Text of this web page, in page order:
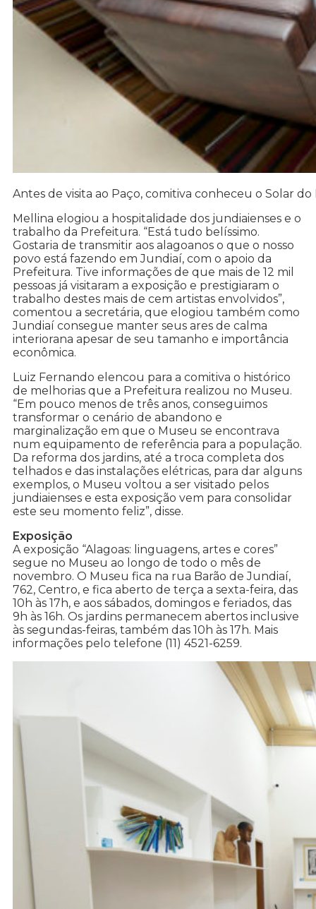
Antes de visita ao Paço, comitiva conheceu o Solar
Mellina elogiou a hospitalidade dos jundiaienses e o
trabalho da Prefeitura. “Está tudo belíssimo.
Gostaria de transmitir aos alagoanos o que o nosso
povo está fazendo em Jundiaí, com o apoio da
Prefeitura. Tive informações de que mais de 12 mil
pessoas já visitaram a exposição e prestigiaram o
trabalho destes mais de cem artistas envolvidos”,
comentou a secretária, que elogiou também como
Jundiaí consegue manter seus ares de calma
interiorana apesar de seu tamanho e importância
econômica.
Luiz Fernando elencou para a comitiva o histórico
de melhorias que a Prefeitura realizou no Museu.
“Em pouco menos de três anos, conseguimos
transformar o cenário de abandono e
marginalização em que o Museu se encontrava
num equipamento de referência para a população.
Da reforma dos jardins, até a troca completa dos
telhados e das instalações elétricas, para dar alguns
exemplos, o Museu voltou a ser visitado pelos
jundiaienses e esta exposição vem para consolidar
este seu momento feliz”, disse.
Exposição
A exposição “Alagoas: linguagens, artes e cores”
segue no Museu ao longo de todo o mês de
novembro. O Museu fica na rua Barão de Jundiaí,
762, Centro, e fica aberto de terça a sexta-feira, das
10h às 17h, e aos sábados, domingos e feriados, das
9h às 16h. Os jardins permanecem abertos inclusive
às segundas-feiras, também das 10h às 17h. Mais
informações pelo telefone (11) 4521-6259.